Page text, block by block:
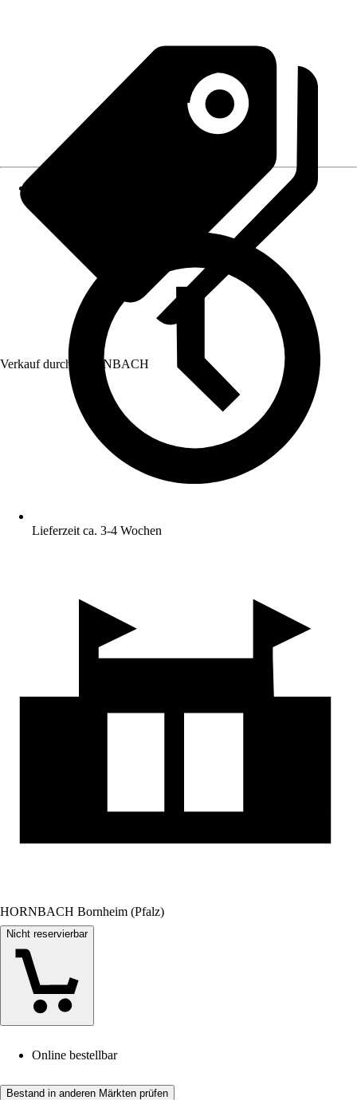
Verkauf durch: HORNBACH
Lieferzeit ca. 3-4 Wochen
HORNBACH Bornheim (Pfalz)
Nicht reservierbar
Online bestellbar
Bestand in anderen Märkten prüfen